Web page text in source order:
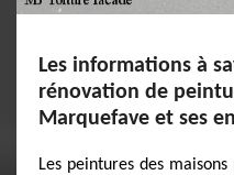
Les informations à
rénovation de
Marquefave et ses
Les peintures des